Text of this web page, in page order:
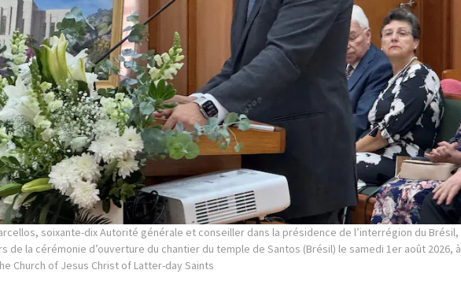
soixante-dix Autorité générale et conseiller dans la présidence de l’interrégion du Brésil,
de la cérémonie d’ouverture du chantier du temple de Santos (Brésil) le samedi 1er août 2026, à
Church of Jesus Christ of Latter-day Saints